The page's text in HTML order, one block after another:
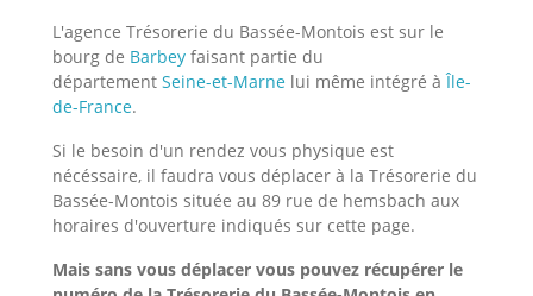
L'agence Trésorerie du Bassée-Montois est sur le
bourg de Barbey faisant partie du
département Seine-et-Marne lui même intégré àÎle-
de-France.
Si le besoin d'un rendez vous physique est
nécéssaire, il faudra vous déplacer à la Trésorerie du
Bassée-Montois située au 89 rue de hemsbach aux
horaires d'ouverture indiqués sur cette page.
Mais sans vous déplacer vous pouvez récupérer le